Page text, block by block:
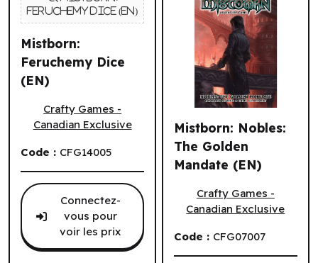
Mistborn:
Feruchemy Dice
(EN)
Crafty Games -
Canadian Exclusive
Code : CFG14005
Connectez-
vous pour
voir les prix
Mistborn: Nobles:
The Golden
Mandate (EN)
Crafty Games -
Canadian Exclusive
Code : CFG07007